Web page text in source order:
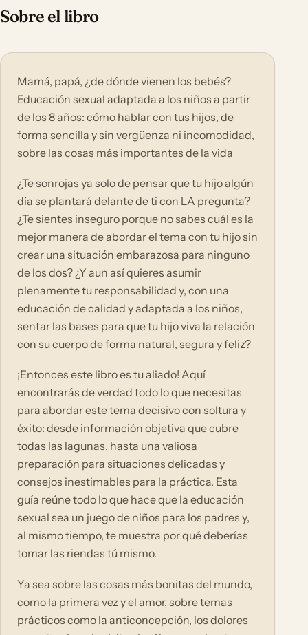
Sobre el libro
Mamá, papá, ¿de dónde vienen los bebés?
Educación sexual adaptada a los niños a partir
de los 8 años: cómo hablar con tus hijos, de
forma sencilla y sin vergüenza ni incomodidad,
sobre las cosas más importantes de la vida
¿Te sonrojas ya solo de pensar que tu hijo algún
día se plantará delante de ti con LA pregunta?
¿Te sientes inseguro porque no sabes cuál es la
mejor manera de abordar el tema con tu hijo sin
crear una situación embarazosa para ninguno
de los dos? ¿Y aun así quieres asumir
plenamente tu responsabilidad y, con una
educación de calidad y adaptada a los niños,
sentar las bases para que tu hijo viva la relación
con su cuerpo de forma natural, segura y feliz?
¡Entonces este libro es tu aliado! Aquí
encontrarás de verdad todo lo que necesitas
para abordar este tema decisivo con soltura y
éxito: desde información objetiva que cubre
todas las lagunas, hasta una valiosa
preparación para situaciones delicadas y
consejos inestimables para la práctica. Esta
guía reúne todo lo que hace que la educación
sexual sea un juego de niños para los padres y,
al mismo tiempo, te muestra por qué deberías
tomar las riendas tú mismo.
Ya sea sobre las cosas más bonitas del mundo,
como la primera vez y el amor, sobre temas
prácticos como la anticoncepción, los dolores